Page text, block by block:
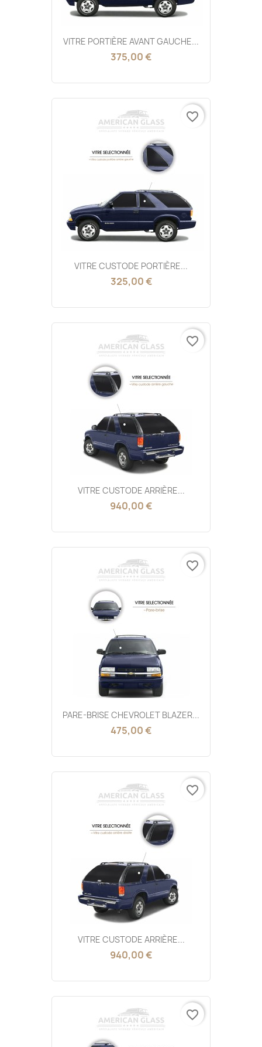
VITRE PORTIÈRE AVANT GAUCHE...
375,00 €
VITRE CUSTODE PORTIÈRE...
325,00 €
favorite_border
VITRE CUSTODE ARRIÈRE...
940,00 €
favorite_border
PARE-BRISE CHEVROLET BLAZER...
475,00 €
favorite_border
VITRE CUSTODE ARRIÈRE...
940,00 €
favorite_border
favorite_border